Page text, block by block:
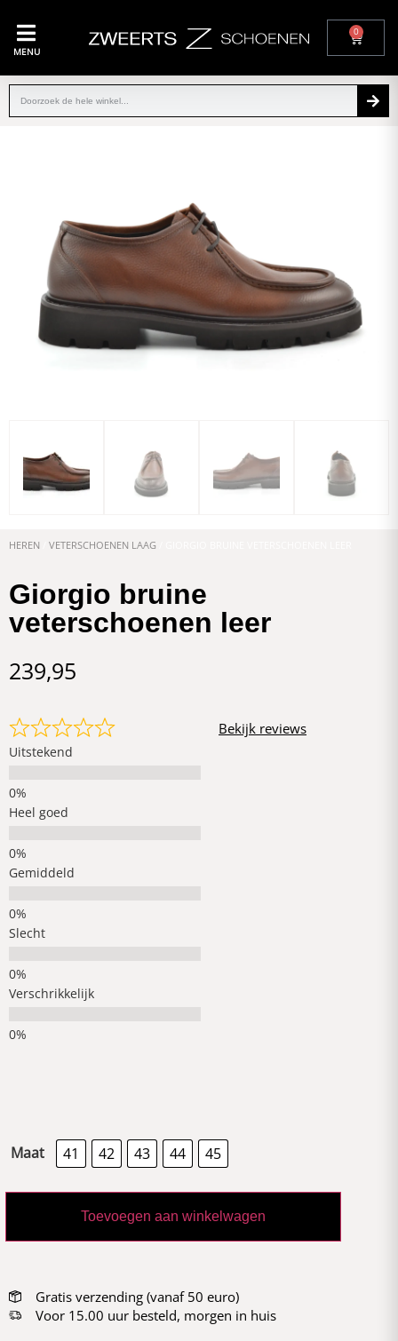
MENU
0
HEREN VETERSCHOENEN LAAG
Giorgio bruine
veterschoenen leer
239,95
Uitstekend
Heel goed
Gemiddeld
Slecht
Verschrikkelijk
Bekijk reviews
Maat 41 42 43 44 45
Toevoegen aan winkelwagen
Gratis verzending (vanaf 50 euro)
Voor 15.00 uur besteld, morgen in huis